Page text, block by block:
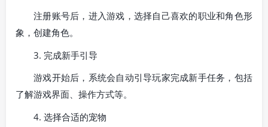
注册账号后，进入游戏，选择自己喜欢的职业和角色形
象，创建角色。
3. 完成新手引导
游戏开始后，系统会自动引导玩家完成新手任务，包括
了解游戏界面、操作方式等。
4. 选择合适的宠物